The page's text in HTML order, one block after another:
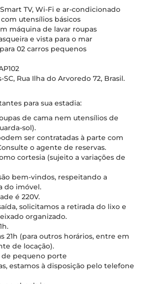
TV, Wi-Fi e ar-condicionado
utensílios básicos
máquina de lavar roupas
e vista para o mar
02 carros pequenos
Rua Ilha do Arvoredo 72, Brasil.
para sua estadia:
de cama nem utensílios de
sol).
ser contratadas à parte com
o agente de reservas.
cortesia (sujeito a variações de
bem-vindos, respeitando a
do imóvel.
é 220V.
solicitamos a retirada do lixo e
organizado.
21h (para outros horários, entre em
de locação).
pequeno porte
estamos à disposição pelo telefone